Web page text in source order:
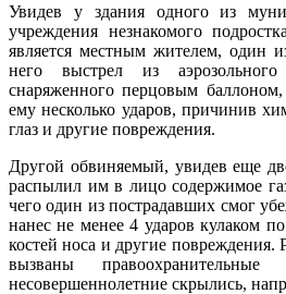
Увидев у здания одного из
учреждения незнакомого
является местным жителем, один
него выстрел из
снаряженного перцовым
ему несколько ударов, причинив
глаз и другие повреждения.
Другой обвиняемый, увидев еще
распылил им в лицо содержимое
чего один из пострадавших смог
нанес не менее 4 ударов кулаком
костей носа и другие
вызваны
несовершеннолетние скрылись,